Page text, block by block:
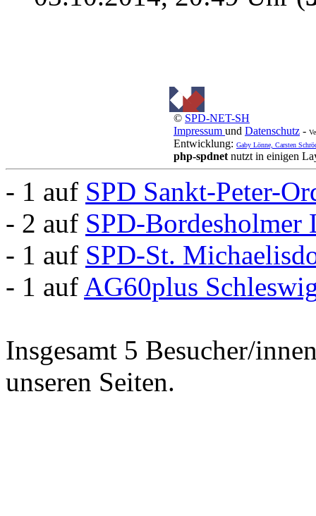
© SPD-NET-SH
Impressum und Datenschutz -
Entwicklung: Gaby Lönne, Carsten
php-spdnet nutzt in einigen
- 1 auf SPD Sankt-Peter-
- 2 auf SPD-Bordesholmer
- 1 auf SPD-St.
- 1 auf AG60plus
Insgesamt 5 Besucher/
unseren Seiten.